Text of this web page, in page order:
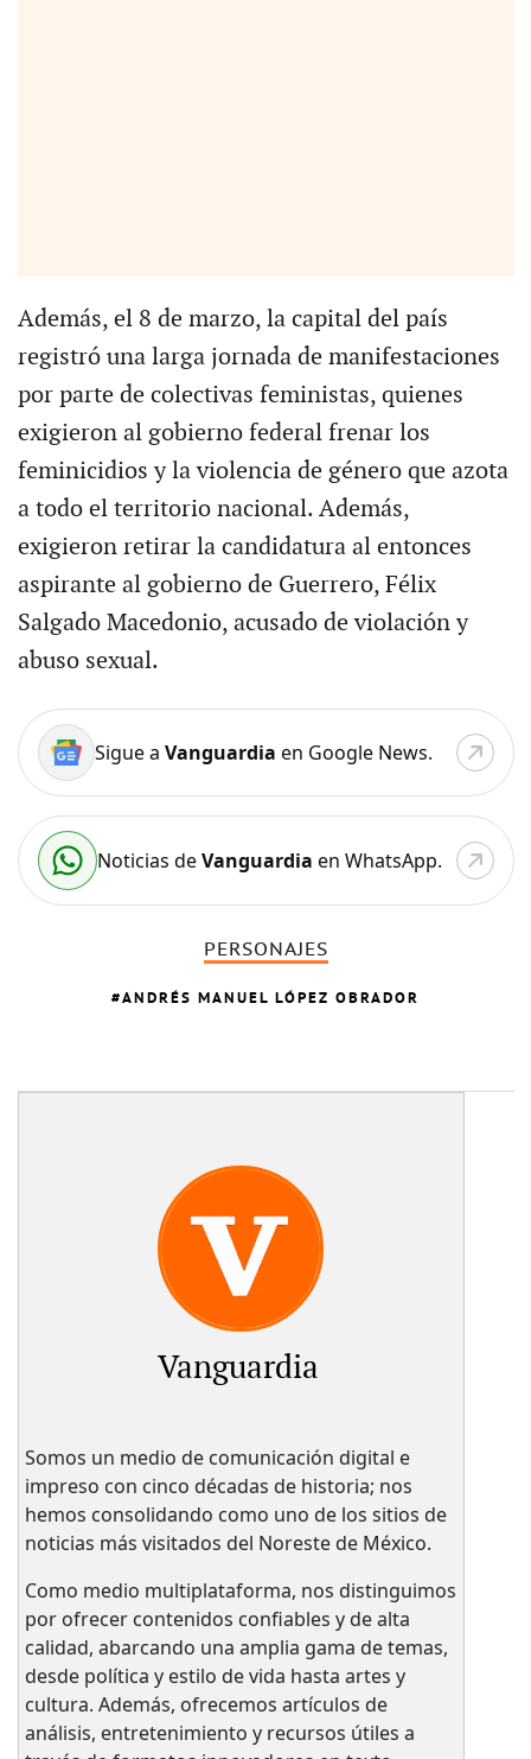
Además, el 8 de marzo, la capital del país
registró una larga jornada de manifestaciones
por parte de colectivas feministas, quienes
exigieron al gobierno federal frenar los
feminicidios y la violencia de género que azota
a todo el territorio nacional. Además,
exigieron retirar la candidatura al entonces
aspirante al gobierno de Guerrero, Félix
Salgado Macedonio, acusado de violación y
abuso sexual.
Sigue a Vanguardia en Google News.
Noticias deVanguardia en WhatsApp.
PERSONAJES
ANDRÉS MANUEL LÓPEZ OBRADOR
Vanguardia
Somos un medio de comunicación digital e
impreso con cinco décadas de historia; nos
hemos consolidando como uno de los sitios de
noticias más visitados del Noreste de México.
Como medio multiplataforma, nos distinguimos
por ofrecer contenidos confiables y de alta
calidad, abarcando una amplia gama de temas,
desde política y estilo de vida hasta artes y
cultura. Además, ofrecemos artículos de
análisis, entretenimiento y recursos útiles a